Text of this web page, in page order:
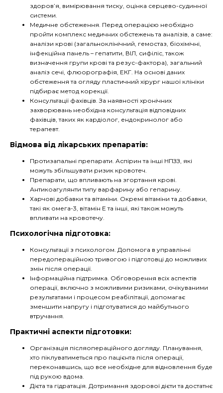
здоров’я, вимірювання тиску, оцінка серцево-судинної
системи.
Медичне обстеження. Перед операцією необхідно
пройти комплекс медичних обстежень та аналізів, а саме:
аналізи крові (загальноклінічний, гемостаз, біохімічні,
інфекційна панель – гепатити, ВІЛ, сифіліс, також
визначення групи крові та резус-фактора), загальний
аналіз сечі, флюорографія, ЕКГ. На основі даних
обстеження та огляду пластичний хірург нашої клініки
підбирає метод корекції.
Консультації фахівців. За наявності хронічних
захворювань необхідна консультація відповідних
фахівців, таких як кардіолог, ендокринолог або
терапевт.
Відмова від лікарських препаратів:
Протизапальні препарати. Аспірин та інші НПЗЗ, які
можуть збільшувати ризик кровотеч.
Препарати, що впливають на згортання крові.
Антикоагулянти типу варфарину або гепарину.
Харчові добавки та вітаміни. Окремі вітаміни та добавки,
такі як омега-3, вітамін Е та інші, які також можуть
впливати на кровотечу.
Психологічна підготовка:
Консультації з психологом. Допомога в управлінні
передопераційною тривогою і підготовці до можливих
змін після операції.
Інформаційна підтримка. Обговорення всіх аспектів
операції, включно з можливими ризиками, очікуваними
результатами і процесом реабілітації, допомагає
зменшити напругу і підготуватися до майбутнього
втручання.
Практичні аспекти підготовки:
Організація післяопераційного догляду. Планування,
хто піклуватиметься про пацієнта після операції,
переконавшись, що все необхідне для відновлення буде
під рукою вдома.
Дієта та гідратація. Дотримання здорової дієти та достатнє